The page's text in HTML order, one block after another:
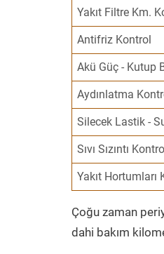
Yakıt Filtre Km.
Antifriz Kontrol
Akü Güç - Kutup
Aydınlatma
Silecek Lastik -
Sıvı Sızıntı
Yakıt Hortumları
Çoğu zaman
dahi bakım